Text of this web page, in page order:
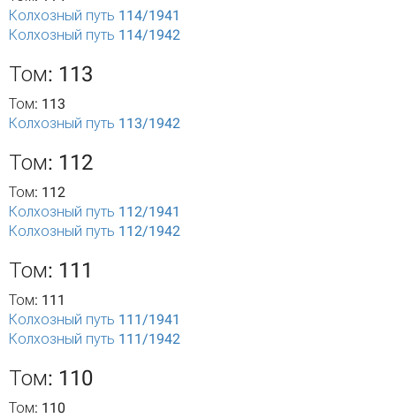
Колхозный путь 114/1941
Колхозный путь 114/1942
Том: 113
Том: 113
Колхозный путь 113/1942
Том: 112
Том: 112
Колхозный путь 112/1941
Колхозный путь 112/1942
Том: 111
Том: 111
Колхозный путь 111/1941
Колхозный путь 111/1942
Том: 110
Том: 110